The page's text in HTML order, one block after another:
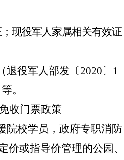
现役军人家属相关有效证
役军人部发〔2020〕1
。
收门票政策
院校学员，政府专职消防
价或指导价管理的公园、